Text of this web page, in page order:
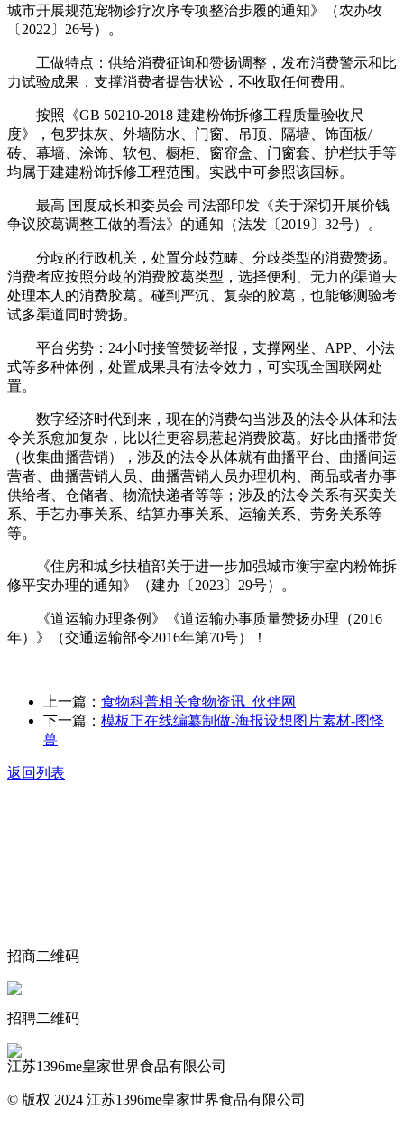
城市开展规范宠物诊疗次序专项整治步履的通知》（农办牧
〔2022〕26号）。
工做特点：供给消费征询和赞扬调整，发布消费警示和比
力试验成果，支撑消费者提告状讼，不收取任何费用。
按照《GB 50210-2018 建建粉饰拆修工程质量验收尺
度》，包罗抹灰、外墙防水、门窗、吊顶、隔墙、饰面板/
砖、幕墙、涂饰、软包、橱柜、窗帘盒、门窗套、护栏扶手等
均属于建建粉饰拆修工程范围。实践中可参照该国标。
最高 国度成长和委员会 司法部印发《关于深切开展价钱
争议胶葛调整工做的看法》的通知（法发〔2019〕32号）。
分歧的行政机关，处置分歧范畴、分歧类型的消费赞扬。
消费者应按照分歧的消费胶葛类型，选择便利、无力的渠道去
处理本人的消费胶葛。碰到严沉、复杂的胶葛，也能够测验考
试多渠道同时赞扬。
平台劣势：24小时接管赞扬举报，支撑网坐、APP、小法
式等多种体例，处置成果具有法令效力，可实现全国联网处
置。
数字经济时代到来，现在的消费勾当涉及的法令从体和法
令关系愈加复杂，比以往更容易惹起消费胶葛。好比曲播带货
（收集曲播营销），涉及的法令从体就有曲播平台、曲播间运
营者、曲播营销人员、曲播营销人员办理机构、商品或者办事
供给者、仓储者、物流快递者等等；涉及的法令关系有买卖关
系、手艺办事关系、结算办事关系、运输关系、劳务关系等
等。
《住房和城乡扶植部关于进一步加强城市衡宇室内粉饰拆
修平安办理的通知》（建办〔2023〕29号）。
《道运输办理条例》《道运输办事质量赞扬办理（2016
年）》（交通运输部令2016年第70号）！
上一篇： 食物科普相关食物资讯_伙伴网
下一篇： 模板正在线编纂制做-海报设想图片素材-图怪
兽
返回列表
招商二维码
招聘二维码
江苏1396me皇家世界食品有限公司
© 版权 2024 江苏1396me皇家世界食品有限公司